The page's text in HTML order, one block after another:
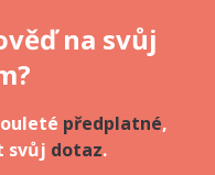
na svůj
předplatné,
svůj dotaz.